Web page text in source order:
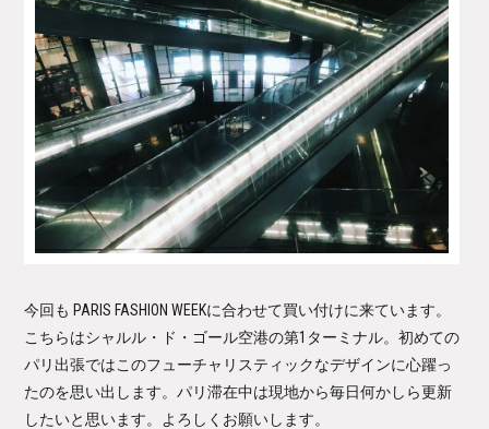
今回も PARIS FASHION WEEKに合わせて買い付けに来ています。
こちらはシャルル・ド・ゴール空港の第1ターミナル。初めての
パリ出張ではこのフューチャリスティックなデザインに心躍っ
たのを思い出します。パリ滞在中は現地から毎日何かしら更新
したいと思います。よろしくお願いします。